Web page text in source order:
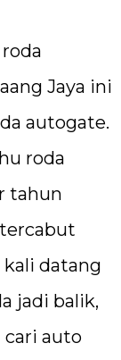
Jaya ini
autogate.
roda
tahun
datang
jadi balik,
cari auto